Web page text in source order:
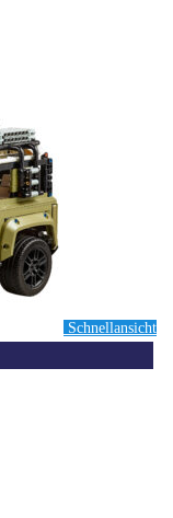
Schnellansicht